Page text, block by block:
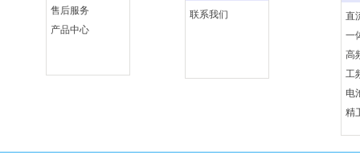
售后服务
产品中心
联系我们
直
一
高
工
电
精